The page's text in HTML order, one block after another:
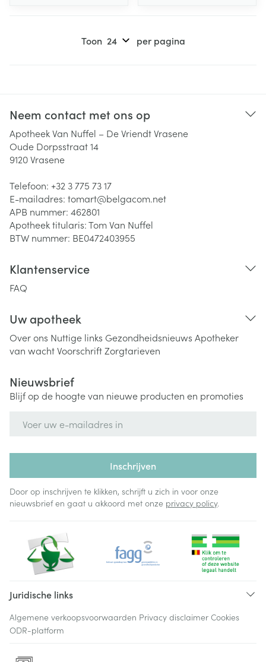
Toon per pagina
Neem contact met ons op
Apotheek Van Nuffel – De Vriendt Vrasene
Oude Dorpsstraat 14
9120Vrasene
Telefoon: +32 3 775 73 17
E-mailadres: tomart@belgacom.net
APB nummer: 462801
Apotheek titularis:Tom Van Nuffel
BTW nummer: BE0472403955
Klantenservice
FAQ
Uw apotheek
Over ons Nuttige links Gezondheidsnieuws Apotheker
van wachtVoorschriftZorgtarieven
Nieuwsbrief
Blijf op de hoogte van nieuwe producten en promoties
Inschrijven
Door op inschrijven te klikken, schrijft u zich in voor onze
nieuwsbrief en gaat u akkoord met onze privacy policy.
Juridische links
Algemene verkoopsvoorwaarden Privacy disclaimer Cookies
ODR-platform